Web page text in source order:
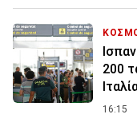
200
16:15